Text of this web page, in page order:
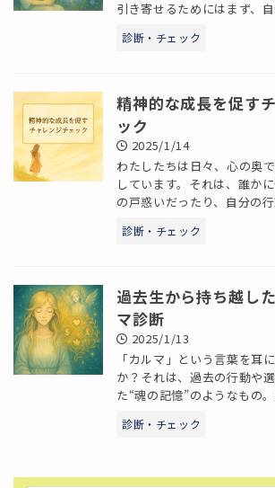
引き寄せるためにはまず、
診断・チェック
精神的な成長を促す
ック
2025/1/14
わたしたちは日々、心の奥
しています。それは、誰か
の戸惑いだったり、自分の
診断・チェック
過去生から持ち越し
マ診断
2025/1/13
「カルマ」という言葉を耳
か？それは、過去の行動や
た“魂の記憶”のようなもの
診断・チェック